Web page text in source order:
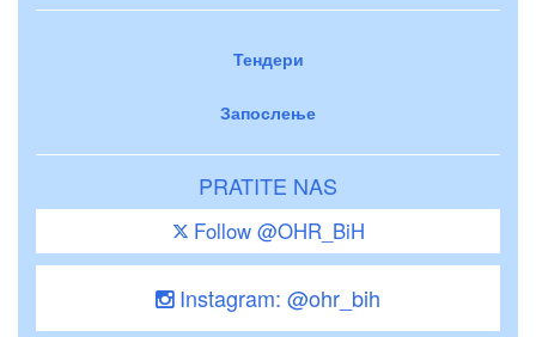
Тендери
Запослење
PRATITE NAS
Follow @OHR_BiH
Instagram: @ohr_bih